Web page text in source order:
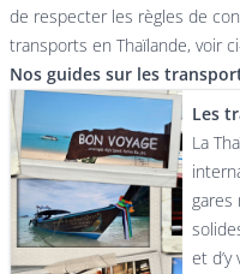
de respecter les règles de
transports en Thaïlande, voir
Nos guides sur les
Les
La
gares
et